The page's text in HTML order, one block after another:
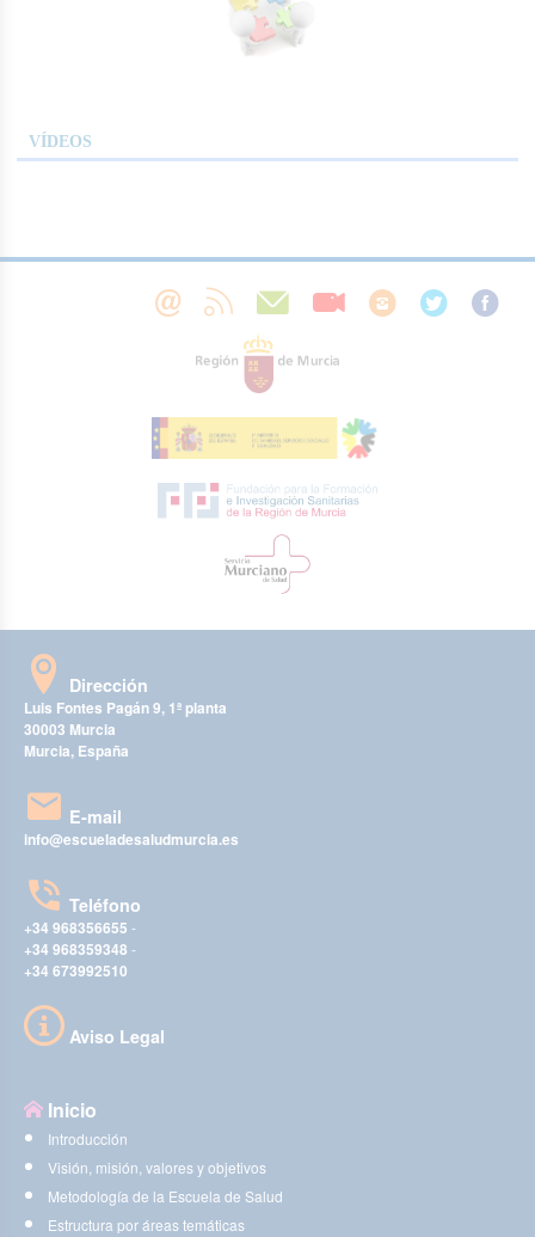
VÍDEOS
Dirección
Luis Fontes Pagán 9, 1ª planta
30003 Murcia
Murcia, España
E-mail
info@escueladesaludmurcia.es
Teléfono
+34 968356655 -
+34 968359348 -
+34 673992510
Aviso Legal
Inicio
Introducción
Visión, misión, valores y objetivos
Metodología de la Escuela de Salud
Estructura por áreas temáticas